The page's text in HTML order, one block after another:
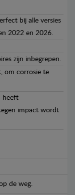
bij alle versies
2022 en 2026.
zijn inbegrepen.
om corrosie te
heeft
impact wordt
de weg.